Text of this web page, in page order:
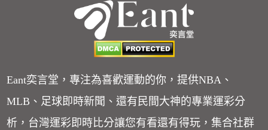
Eant奕言堂，專注為喜歡運動的你，提供NBA、
MLB、足球即時新聞、還有民間大神的專業運彩分
析，台灣運彩即時比分讓您有看還有得玩，集合社群